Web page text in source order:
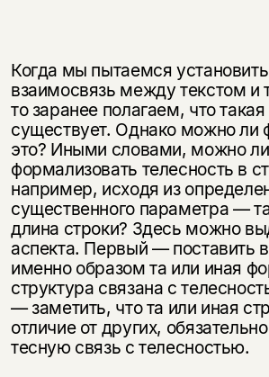
Когда мы пытаемся
взаимосвязь между текстом и
то заранее полагаем, что
существует. Однако мож­но ли
это? Иными словами, можно ли
формализовать те­лес­ность в
например, исходя из
существенного парамет­ра —
длина строки? Здесь можно
аспекта. Первый — поставить
именно образом та или иная
структура связана с
— заметить, что та или иная
отличие от других,
тесную связь с телесностью.